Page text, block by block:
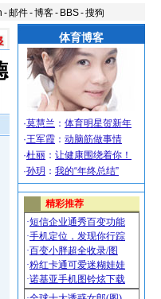
-邮件-博客- BBS-搜狗
体育博客
·莫慧兰 ： 体育明星贺新年
·王军霞 ： 动脑筋做事情
·杜丽 ： 让健康围绕着你！
·孙玥 ： 我的“年终总结”